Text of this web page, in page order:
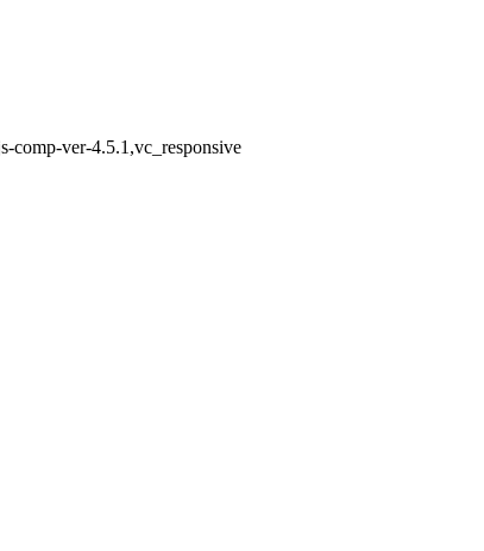
comp-ver-4.5.1,vc_responsive